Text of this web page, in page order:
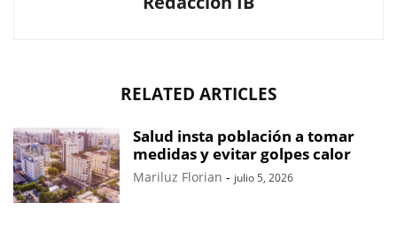
RELATED ARTICLES
Salud insta población a tomar
medidas y evitar golpes calor
Mariluz Florian - julio 5, 2026